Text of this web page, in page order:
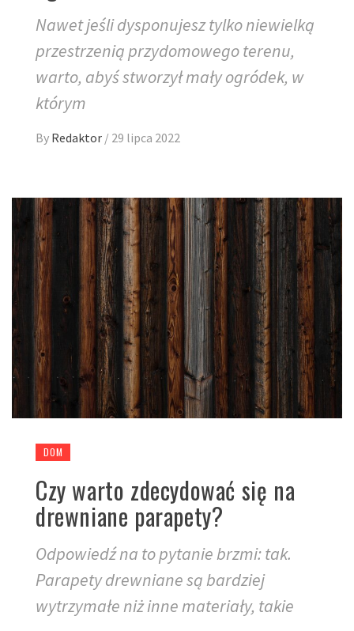
Nawet jeśli dysponujesz tylko niewielką
przestrzenią przydomowego terenu,
warto, abyś stworzył mały ogródek, w
którym
By Redaktor / 29 lipca 2022
DOM
Czy warto zdecydować się na
drewniane parapety?
Odpowiedź na to pytanie brzmi: tak.
Parapety drewniane są bardziej
wytrzymałe niż inne materiały, takie